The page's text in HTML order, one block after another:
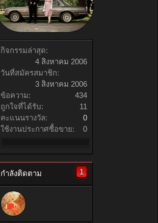
กิจกรรมล่าสุด:
4 สิงหาคม 2006
วันที่สมัครสมาชิก:
3 สิงหาคม 2006
ข้อความ:
434
ถูกใจที่ได้รับ:
11
คะแนนรางวัล:
0
ใช้งานประกาศซื้อขาย:
0
กำลังติดตาม 1